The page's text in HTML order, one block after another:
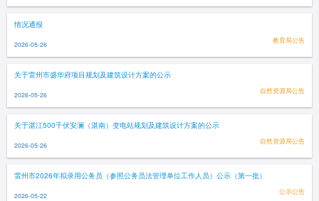
情况通报
2026-05-26 教育局公告
关于雷州市盛华府项目规划及建筑设计方案的公示
2026-05-26 自然资源局公告
关于湛江500千伏安澜（湛南）变电站规划及建筑设计方案的公示
2026-05-26 自然资源局公告
雷州市2026年拟录用公务员（参照公务员法管理单位工作人员）公示（第一批）
2026-05-22 公示公告